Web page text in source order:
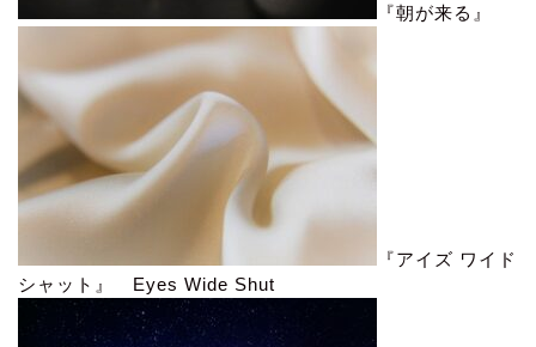
『朝が来る』
『アイズ ワイド
シャット』 Eyes Wide Shut